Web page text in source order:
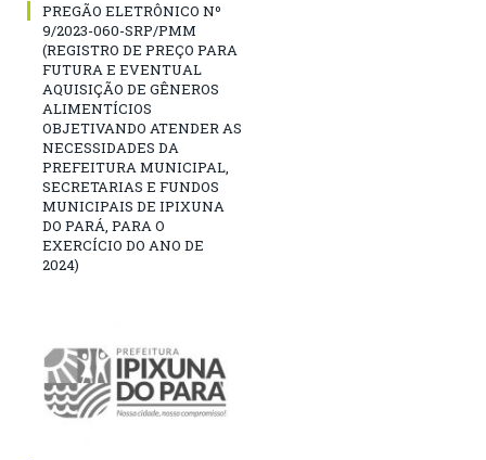
PREGÃO ELETRÔNICO Nº
9/2023-060-SRP/PMM
(REGISTRO DE PREÇO PARA
FUTURA E EVENTUAL
AQUISIÇÃO DE GÊNEROS
ALIMENTÍCIOS
OBJETIVANDO ATENDER AS
NECESSIDADES DA
PREFEITURA MUNICIPAL,
SECRETARIAS E FUNDOS
MUNICIPAIS DE IPIXUNA
DO PARÁ, PARA O
EXERCÍCIO DO ANO DE
2024)